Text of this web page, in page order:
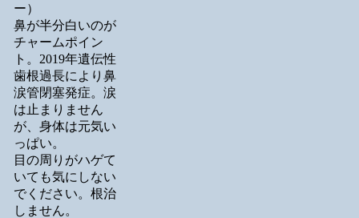
ー）
鼻が半分白いのが
チャームポイン
ト。2019年遺伝性
歯根過長により鼻
涙管閉塞発症。涙
は止まりません
が、身体は元気い
っぱい。
目の周りがハゲて
いても気にしない
でください。根治
しません。